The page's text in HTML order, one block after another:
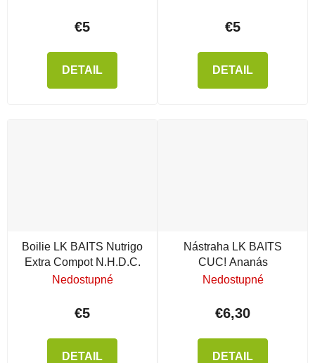
€5
DETAIL
€5
DETAIL
Boilie LK BAITS Nutrigo
Extra Compot N.H.D.C.
Nedostupné
€5
DETAIL
Nástraha LK BAITS
CUC! Ananás
Nedostupné
€6,30
DETAIL